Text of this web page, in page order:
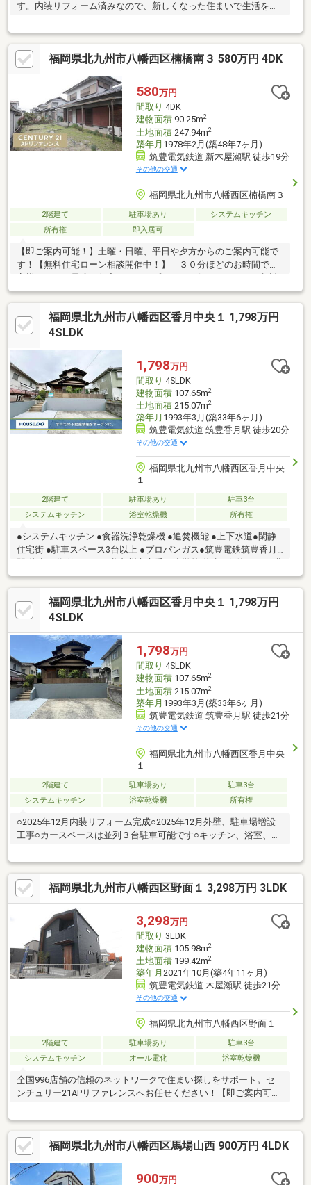
す。内装リフォーム済みなので、新しくなった住まいで生活を始
し入れもラクラクです。株式会社 福岡地所では北九州市八幡西区
にある不動産情報をご紹介しております。お引っ越しをお考えな
ら、ぜひご連絡ください。
福岡県北九州市八幡西区楠橋南３ 580万円 4DK
580万円
間取り 4DK
建物面積90.25m2
土地面積247.94m2
築年月 1978年2月(築48年7ヶ月)
筑豊電気鉄道 新木屋瀬駅 徒歩19分
その他の交通
福岡県北九州市八幡西区楠橋南３
2階建て 駐車場あり
システムキッチン
所有権
即入居可
【即ご案内可能！】土曜・日曜、平日や夕方からのご案内可能で
す！【無料住宅ローン相談開催中！】 ３０分ほどのお時間でお
は無料ですのでお気軽にお問合せください。 〇自分がいくら借
りられるのか不安な方 〇月々の支払がどのくらいになるのか知
りたい方マイホームを購入するにあたって不安に感じていること
など、なんでもご相談ください。まずはお気軽にご連絡くださ
福岡県北九州市八幡西区香月中央１ 1,798万円
4SLDK
1,798万円
間取り 4SLDK
建物面積107.65m2
土地面積215.07m2
築年月 1993年3月(築33年6ヶ月)
筑豊電気鉄道 筑豊香月駅 徒歩20分
その他の交通
福岡県北九州市八幡西区香月中央
１
2階建て 駐車場あり
駐車3台
システムキッチン
浴室乾燥機 所有権
●システムキッチン ●食器洗浄乾燥機 ●追焚機能 ●上下水道●閑静
住宅街 ●駐車スペース3台以上 ●プロパンガス●筑豊電鉄筑豊香月
九州市立香月中学校 徒歩11分 約836ｍ●西鉄バス【香月市民セン
ター】停 徒歩3分 約165ｍ●ゆめマート 香月西店 徒歩12分 約929
ｍ●ファミリーマート 八幡香月西店 徒歩8分 約604ｍ【 現地情報
の確認・問い合わせ 】 ハウスドゥ八幡西 TEL : 0120-210-397 まで
福岡県北九州市八幡西区香月中央１ 1,798万円
4SLDK
1,798万円
間取り 4SLDK
建物面積107.65m2
土地面積215.07m2
築年月 1993年3月(築33年6ヶ月)
筑豊電気鉄道 筑豊香月駅 徒歩21分
その他の交通
福岡県北九州市八幡西区香月中央
１
2階建て 駐車場あり
駐車3台
システムキッチン
浴室乾燥機 所有権
○2025年12月内装リフォーム完成○2025年12月外壁、駐車場増設
工事○カースペースは並列３台駐車可能です○キッチン、浴室、洗
イプです☆リビングのレイアウトを自由に楽しめますね○リビン
グには家具付きです！初期費用を抑えられるのは嬉しいポイント
ですね○４つの洋室があります☆リビングに隣接した8.7帖の洋室
は主寝室に最適！お子様が３人いるファミリーにも安心ですね
福岡県北九州市八幡西区野面１ 3,298万円 3LDK
3,298万円
間取り 3LDK
建物面積105.98m2
土地面積199.42m2
築年月 2021年10月(築4年11ヶ月)
筑豊電気鉄道 木屋瀬駅 徒歩21分
その他の交通
福岡県北九州市八幡西区野面１
2階建て 駐車場あり
駐車3台
システムキッチン
オール電化 浴室乾燥機
全国996店舗の信頼のネットワークで住まい探しをサポート。セ
ンチュリー21APリファレンスへお任せください！【即ご案内可
お客様にとって最適な住宅ローンのプランをお伝えします！ 相
談は無料ですのでお気軽にお問合せください。 〇自分がいくら
借りられるのか不安な方 〇月々の支払がどのくらいになるのか
知りたい方マイホームを購入するにあたって不安に感じているこ
となど、なんでもご相談ください。 平日や１８時以降の相談、
福岡県北九州市八幡西区馬場山西 900万円 4LDK
900万円